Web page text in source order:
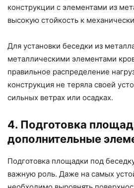
конструкции с элементами из
высокую стойкость к
Для установки беседки из
металлическими элементами
правильное распределение
конструкция не теряла своей
сильных ветрах или осадках.
4. Подготовка
дополнительные
Подготовка площадки под
важную роль. Даже на самых